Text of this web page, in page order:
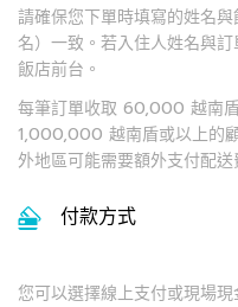
請確保您下單時填寫的姓名
名）一致。若入住人姓名與
飯店前台。
每筆訂單收取 60,000 越南
1,000,000 越南盾或以上的
外地區可能需要額外支付配送
付款方式
您可以選擇線上支付或現場現